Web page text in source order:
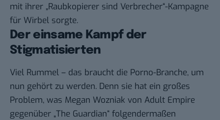
mit ihrer „Raubkopierer sind Verbrecher“-Kampagne
für Wirbel sorgte.
Der einsame Kampf der
Stigmatisierten
Viel Rummel – das braucht die Porno-Branche, um
nun gehört zu werden. Denn sie hat ein großes
Problem, was Megan Wozniak von Adult Empire
gegenüber „The Guardian“ folgendermaßen